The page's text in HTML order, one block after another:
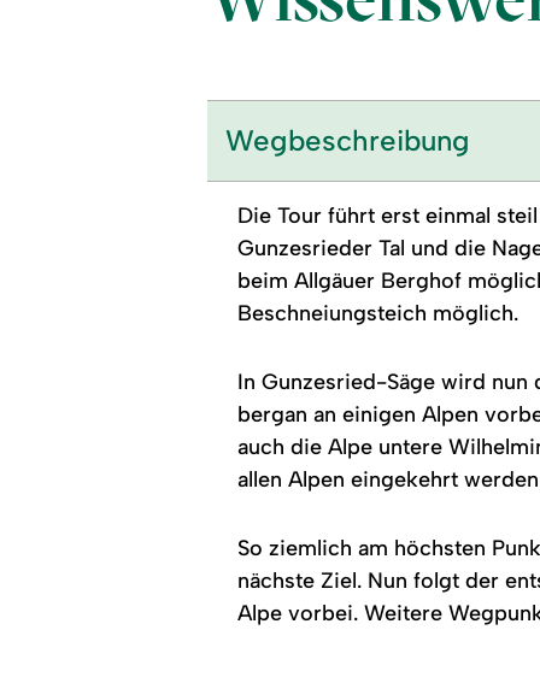
Wegbeschreibung
Die Tour führt erst einmal
Gunzesrieder Tal und die
beim Allgäuer Berghof
Beschneiungsteich möglich.
In Gunzesried-Säge wird
bergan an einigen Alpen
auch die Alpe untere
allen Alpen eingekehrt
So ziemlich am höchsten
nächste Ziel. Nun folgt der
Alpe vorbei. Weitere